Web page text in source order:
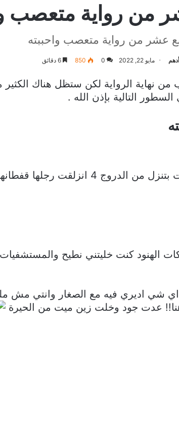
من رواية متعصب
عشر من رواية متعصب واحببته
مايو 22, 2022 0
850 6 دقائق
نهاية الرواية لكن ستظل هناك الكثير
التالية بإذن الله .
رجلها قفطانها طويل..
كنت خليتني نطيح والمستشفيات
شي اديري فيه مع الصغار وانتي مش
عدت جود وخلت زين ميت من الحيرة